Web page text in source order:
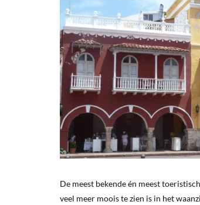
De meest bekende én meest
veel meer moois te zien is in het